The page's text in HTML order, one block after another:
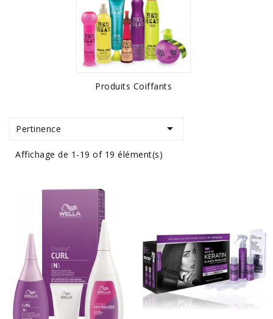
Produits Coiffants
Pertinence 
Affichage de 1-19 of 19 élément(s)